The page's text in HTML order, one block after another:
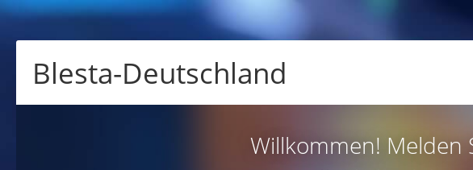
Blesta-Deutschland
Willkommen! Melden